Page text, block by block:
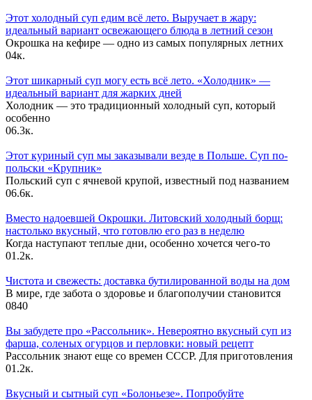
Этот холодный суп едим всё лето. Выручает в жару:
идеальный вариант освежающего блюда в летний сезон
Окрошка на кефире — одно из самых популярных летних
04к.
Этот шикарный суп могу есть всё лето. «Холодник» —
идеальный вариант для жарких дней
Холодник — это традиционный холодный суп, который
особенно
06.3к.
Этот куриный суп мы заказывали везде в Польше. Суп по-
польски «Крупник»
Польский суп с ячневой крупой, известный под названием
06.6к.
Вместо надоевшей Окрошки. Литовский холодный борщ:
настолько вкусный, что готовлю его раз в неделю
Когда наступают теплые дни, особенно хочется чего-то
01.2к.
Чистота и свежесть: доставка бутилированной воды на дом
В мире, где забота о здоровье и благополучии становится
0840
Вы забудете про «Рассольник». Невероятно вкусный суп из
фарша, соленых огурцов и перловки: новый рецепт
Рассольник знают еще со времен СССР. Для приготовления
01.2к.
Вкусный и сытный cуп «Болоньезе». Попробуйте